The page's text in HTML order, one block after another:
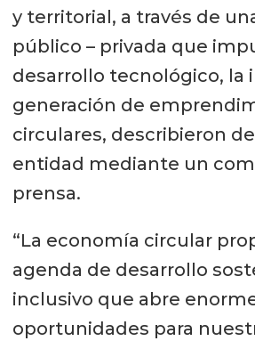
y territorial, a través de
público – privada que
desarrollo tecnológico, la
generación de
circulares, describieron
entidad mediante un
prensa.
“La economía circular
agenda de desarrollo
inclusivo que abre
oportunidades para